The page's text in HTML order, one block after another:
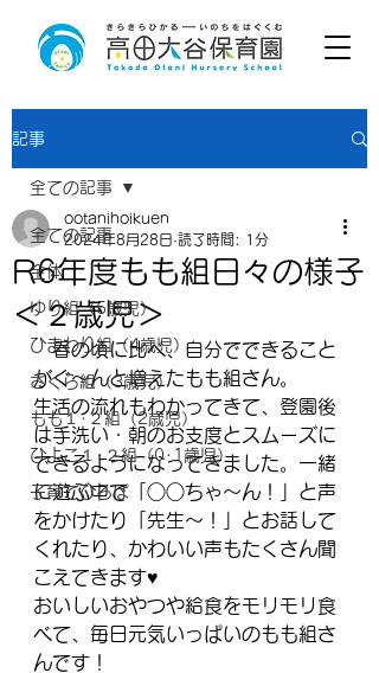
記事
全ての記事
全体
ゆり組（5歳児）
ひまわり組（4歳児）
さくら組（3歳児）
もも１･２組（2歳児）
ひよこ１･２組（0･1歳児）
子育てひろば
全ての記事
R6年度もも組日々の様子
＜２歳児＞
ootanihoikuen
2024年8月28日 読了時間: 1分
春の頃に比べ、自分でできること
がぐ～んと増えたもも組さん。
生活の流れもわかってきて、登園後
は手洗い・朝のお支度とスムーズに
できるようになってきました。一緒
に遊ぶ中で「○○ちゃ～ん！」と声
をかけたり「先生～！」とお話して
くれたり、かわいい声もたくさん聞
こえてきます♥
おいしいおやつや給食をモリモリ食
べて、毎日元気いっぱいのもも組さ
んです！